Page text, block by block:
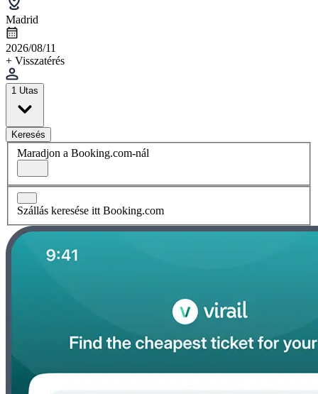
Madrid
2026/08/11
+ Visszatérés
1 Utas
Keresés
Maradjon a Booking.com-nál
Szállás keresése itt Booking.com